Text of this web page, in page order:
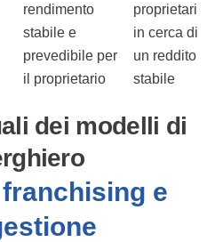
rendimento
stabile e
prevedibile per
il proprietario
proprietari
in cerca di
un reddito
stabile
dei modelli di
e